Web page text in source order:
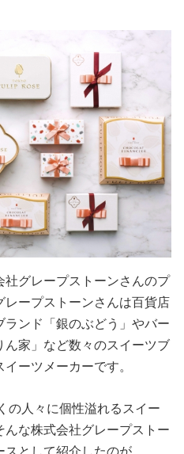
グレープストーンさんのプ
レープストーンさんは百貨店
ランド「銀のぶどう」やバー
ん家」など数々のスイーツブ
ーツメーカーです。
の人々に個性溢れるスイー
な株式会社グレープストー
スとして紹介したのが